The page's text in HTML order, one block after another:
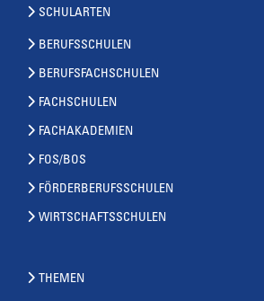
SCHULARTEN
BERUFSSCHULEN
BERUFSFACHSCHULEN
FACHSCHULEN
FACHAKADEMIEN
FOS/BOS
FÖRDERBERUFSSCHULEN
WIRTSCHAFTSSCHULEN
THEMEN